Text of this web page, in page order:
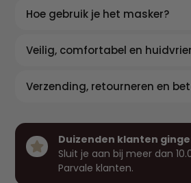
Hoe gebruik je het masker?
Veilig, comfortabel en
Verzending, retourneren en

Duizenden klanten
Sluit je aan bij meer dan
Parvale klanten.